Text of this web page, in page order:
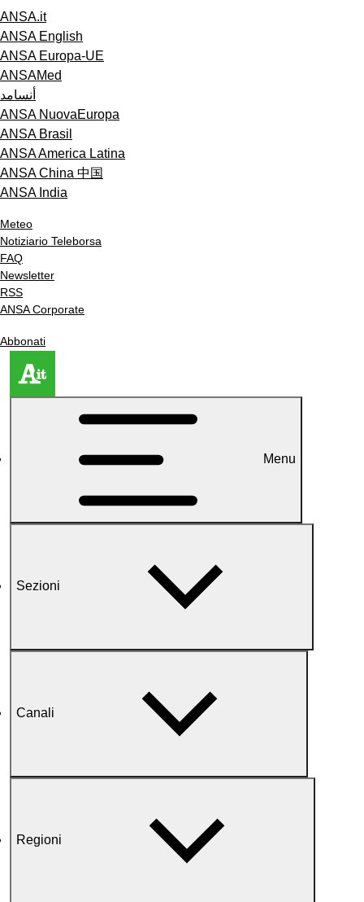
ANSA.it
ANSA English
ANSA Europa-UE
ANSAMed
أنسامد
ANSA NuovaEuropa
ANSA Brasil
ANSA America Latina
ANSA China 中国
ANSA India
Meteo
Notiziario Teleborsa
FAQ
Newsletter
RSS
ANSA Corporate
Abbonati
Menu
Sezioni
Canali
Regioni